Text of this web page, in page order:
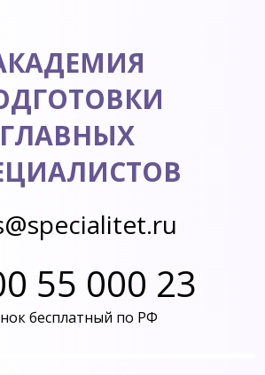
ГЛАВНЫХ
55 000 23
бесплатный по РФ